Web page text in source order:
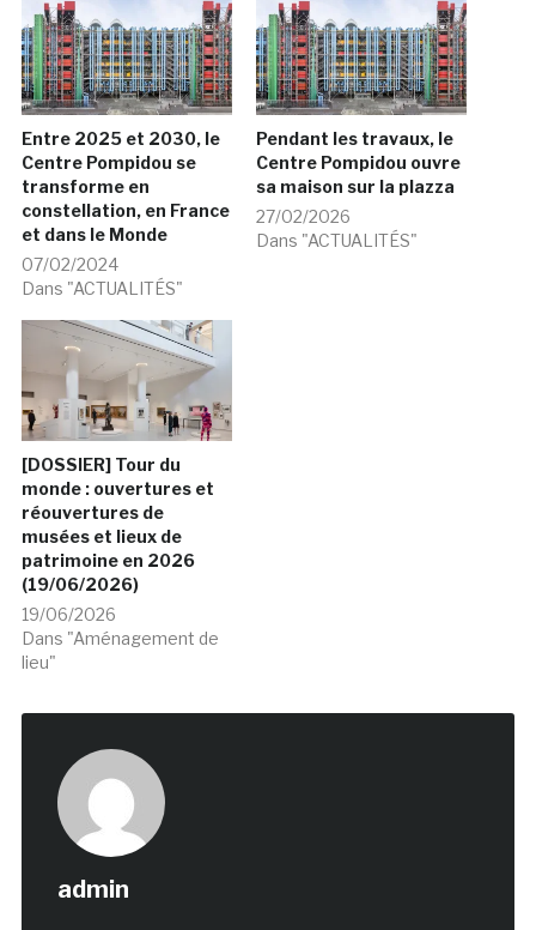
Entre 2025 et 2030, le
Centre Pompidou se
transforme en
constellation, en France
et dans le Monde
07/02/2024
Dans "ACTUALITÉS"
Pendant les travaux, le
Centre Pompidou ouvre
sa maison sur la plazza
27/02/2026
Dans "ACTUALITÉS"
[DOSSIER] Tour du
monde : ouvertures et
réouvertures de
musées et lieux de
patrimoine en 2026
(19/06/2026)
19/06/2026
Dans "Aménagement de
lieu"
admin